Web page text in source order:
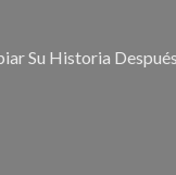
Su Historia